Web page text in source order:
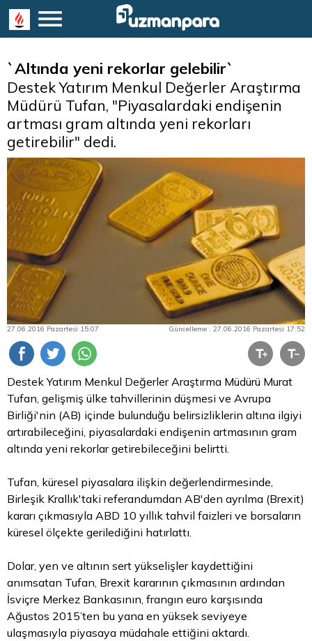
`Altında yeni rekorlar gelebilir`
Destek Yatırım Menkul Değerler Araştırma
Müdürü Tufan, "Piyasalardaki endişenin
artması gram altında yeni rekorları
getirebilir" dedi.
27.06.2016 Pazartesi 15:07 Güncelleme : 27.06.2016 Pazartesi 17:52
Destek Yatırım Menkul Değerler Araştırma Müdürü Murat
Tufan, gelişmiş ülke tahvillerinin düşmesi ve Avrupa
Birliği'nin (AB) içinde bulunduğu belirsizliklerin altına ilgiyi
artırabileceğini, piyasalardaki endişenin artmasının gram
altında yeni rekorlar getirebileceğini belirtti.
Tufan, küresel piyasalara ilişkin değerlendirmesinde,
Birleşik Krallık'taki referandumdan AB'den ayrılma (Brexit)
kararı çıkmasıyla ABD 10 yıllık tahvil faizleri ve borsaların
küresel ölçekte gerilediğini hatırlattı.
Dolar, yen ve altının sert yükselişler kaydettiğini
anımsatan Tufan, Brexit kararının çıkmasının ardından
İsviçre Merkez Bankasının, frangın euro karşısında
Ağustos 2015’ten bu yana en yüksek seviyeye
ulaşmasıyla piyasaya müdahale ettiğini aktardı.